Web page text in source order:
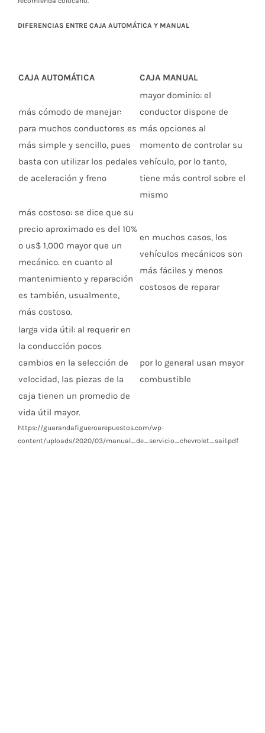
DIFERENCIAS ENTRE CAJA AUTOMÁTICA Y MANUAL
CAJA AUTOMÁTICA CAJA MANUAL
más cómodo de manejar:
para muchos conductores es
más simple y sencillo, pues
basta con utilizar los pedales
de aceleración y freno
mayor dominio: el
conductor dispone de
más opciones al
momento de controlar su
vehículo, por lo tanto,
tiene más control sobre el
mismo
más costoso: se dice que su
precio aproximado es del 10%
o us$ 1,000 mayor que un
mecánico. en cuanto al
mantenimiento y reparación
es también, usualmente,
más costoso.
en muchos casos, los
vehículos mecánicos son
más fáciles y menos
costosos de reparar
larga vida útil: al requerir en
la conducción pocos
cambios en la selección de
velocidad, las piezas de la
caja tienen un promedio de
vida útil mayor.
por lo general usan mayor
combustible
https://guarandafigueroarepuestos.com/wp-
content/uploads/2020/03/manual_de_servicio_chevrolet_sail.pdf